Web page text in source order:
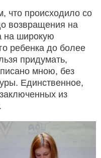
что происходило со
возвращения на
на широкую
ребенка до более
придумать,
мною, без
Единственное,
из